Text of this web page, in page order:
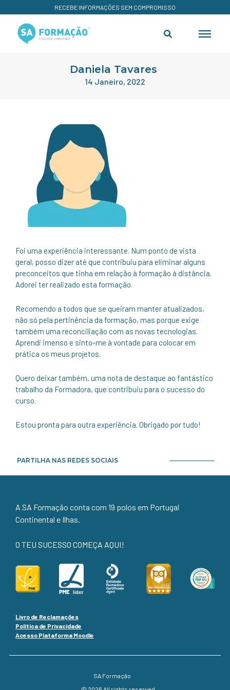
RECEBE INFORMAÇÕES SEM COMPROMISSO
Daniela Tavares
14 Janeiro, 2022
Foi uma experiência interessante. Num ponto de vista
geral, posso dizer até que contribuiu para eliminar alguns
preconceitos que tinha em relação à formação à distância.
Adorei ter realizado esta formação.
Recomendo a todos que se queiram manter atualizados,
não só pela pertinência da formação, mas porque exige
também uma reconciliação com as novas tecnologias.
Aprendi imenso e sinto-me à vontade para colocar em
prática os meus projetos.
Quero deixar também, uma nota de destaque ao fantástico
trabalho da Formadora, que contribuiu para o sucesso do
curso.
Estou pronta para outra experiência. Obrigado por tudo!
PARTILHA NAS REDES SOCIAIS
A SA Formação conta com 19 polos em Portugal
Continental e Ilhas.
O TEU SUCESSO COMEÇA AQUI!
Livro de Reclamações
Política de Privacidade
Acesso Plataforma Moodle
SA Formação